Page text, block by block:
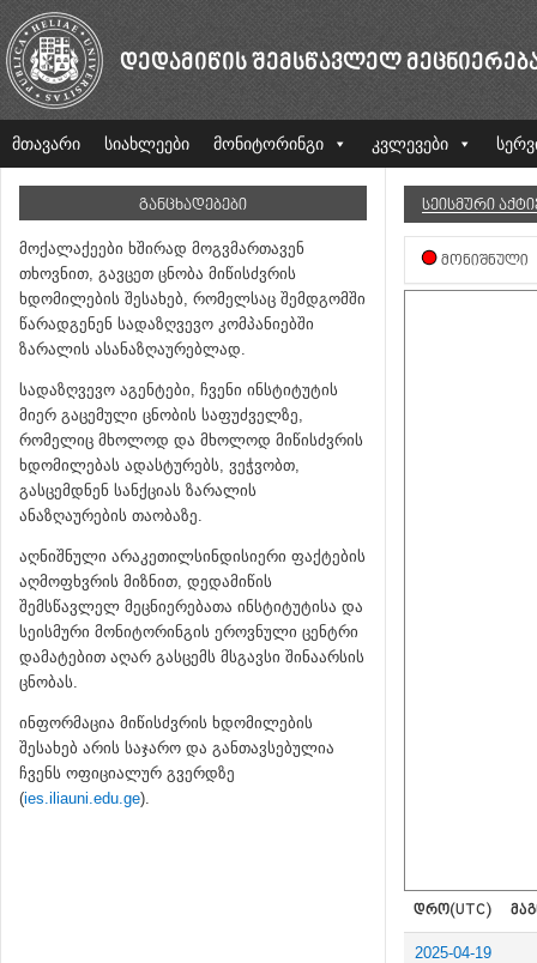
ᲓᲔᲓᲐᲛᲘᲬᲘᲡ ᲨᲔᲛᲡᲬᲐᲕᲚᲔᲚ
მთავარი სიახლეები მონიტორინგი კვლევები
ᲒᲐᲜᲪᲮᲐᲓᲔᲑᲔᲑᲘ
მოქალაქეები ხშირად მოგვმართავენ
თხოვნით, გავცეთ ცნობა მიწისძვრის
ხდომილების შესახებ, რომელსაც შემდგომში
წარადგენენ სადაზღვევო კომპანიებში
ზარალის ასანაზღაურებლად.
სადაზღვევო აგენტები, ჩვენი ინსტიტუტის
მიერ გაცემული ცნობის საფუძველზე,
რომელიც მხოლოდ და მხოლოდ მიწისძვრის
ხდომილებას ადასტურებს, ვეჭვობთ,
გასცემდნენ სანქციას ზარალის
ანაზღაურების თაობაზე.
აღნიშნული არაკეთილსინდისიერი ფაქტების
აღმოფხვრის მიზნით, დედამიწის
შემსწავლელ მეცნიერებათა ინსტიტუტისა და
სეისმური მონიტორინგის ეროვნული ცენტრი
დამატებით აღარ გასცემს მსგავსი შინაარსის
ცნობას.
ინფორმაცია მიწისძვრის ხდომილების
შესახებ არის საჯარო და განთავსებულია
ჩვენს ოფიციალურ გვერდზე
(ies.iliauni.edu.ge).
ᲡᲔᲘᲡᲛᲣᲠᲘ
ᲛᲝᲜᲘᲨᲜᲣᲚᲘ
ᲓᲠᲝ(UTC)
2025-04-19